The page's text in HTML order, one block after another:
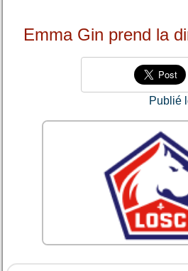
Emma Gin prend la
Publié